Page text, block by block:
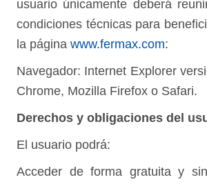
usuario únicamente deberá
condiciones técnicas para
la página www.fermax.com:
Navegador: Internet Explorer
Chrome, Mozilla Firefox o Safari.
Derechos y obligaciones del
El usuario podrá:
Acceder de forma gratuita y